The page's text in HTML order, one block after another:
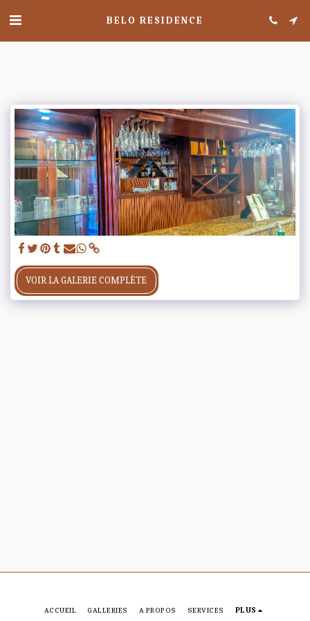
BELO RESIDENCE
VOIR LA GALERIE COMPLÈTE
ACCUEIL GALLERIES A PROPOS SERVICES PLUS